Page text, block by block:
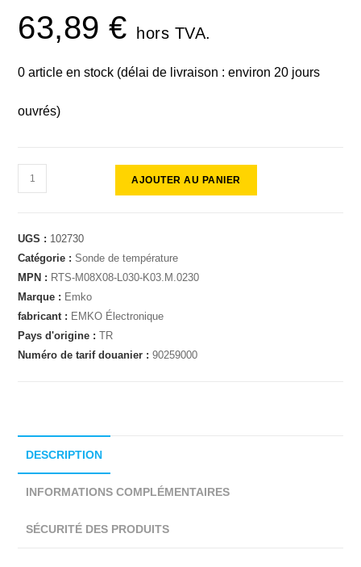
63,89€ hors TVA.
0 article en stock (délai de livraison : environ 20 jours
ouvrés)
AJOUTER AU PANIER
UGS : 102730
Catégorie :Sonde de température
MPN : RTS-M08X08-L030-K03.M.0230
Marque : Emko
fabricant : EMKO Électronique
Pays d'origine :TR
Numéro de tarif douanier :90259000
DESCRIPTION
INFORMATIONS COMPLÉMENTAIRES
SÉCURITÉ DES PRODUITS